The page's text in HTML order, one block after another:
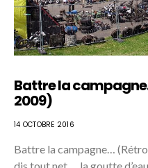
Battre la
2009)
14 OCTOBRE 2016
Battre la campagne…